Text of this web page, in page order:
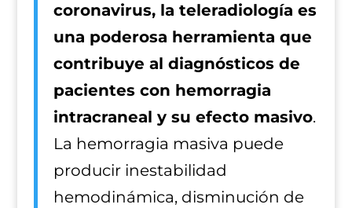
coronavirus, la teleradiología es
una poderosa herramienta que
contribuye al diagnósticos de
pacientes con hemorragia
intracraneal y su efecto masivo.
La hemorragia masiva puede
producir inestabilidad
hemodinámica, disminución de